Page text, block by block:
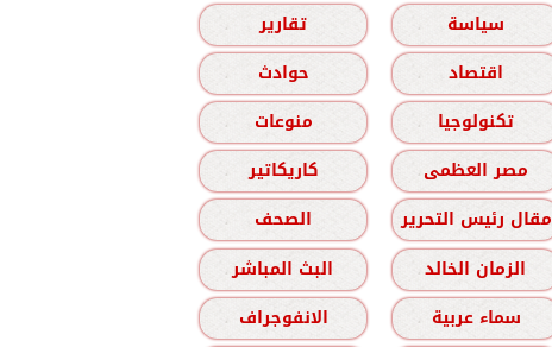
سياسة
تقارير
اقتصاد
حوادث
تكنولوجيا
منوعات
مصر العظمى
كاريكاتير
مقال رئيس التحرير
الصحف
الزمان الخالد
البث المباشر
سماء عربية الانفوجراف